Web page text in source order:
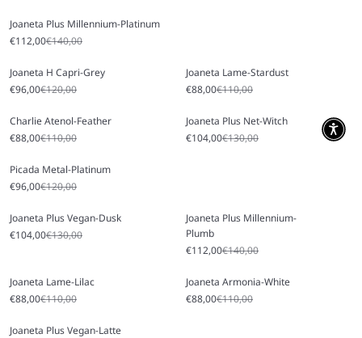
Joaneta Plus Millennium-Platinum
Prezzo scontato
€112,00Prezzo
€140,00
Joaneta H Capri-Grey
Prezzo scontato
€96,00Prezzo
€120,00
Joaneta Lame-Stardust
Prezzo scontato
€88,00Prezzo
€110,00
Charlie Atenol-Feather
Prezzo scontato
€88,00Prezzo
€110,00
Joaneta Plus Net-Witch
Prezzo scontato
€104,00Prezzo
€130,00
Picada Metal-Platinum
Prezzo scontato
€96,00Prezzo
€120,00
Joaneta Plus Vegan-Dusk
Prezzo scontato
€104,00Prezzo
€130,00
Joaneta Plus Millennium-
Plumb
Prezzo scontato
€112,00Prezzo
€140,00
Joaneta Lame-Lilac
Prezzo scontato
€88,00Prezzo
€110,00
Joaneta Armonia-White
Prezzo scontato
€88,00Prezzo
€110,00
Joaneta Plus Vegan-Latte